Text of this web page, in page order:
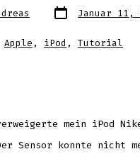
Datum
des
Januar 11,
Apple , iPod , Tutorial
mein iPod
Sensor konnte nicht